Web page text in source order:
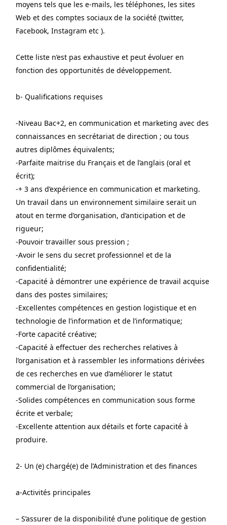
moyens tels que les e-mails, les téléphones, les sites
Web et des comptes sociaux de la société (twitter,
Facebook, Instagram etc ).
Cette liste n’est pas exhaustive et peut évoluer en
fonction des opportunités de développement.
b- Qualifications requises
-Niveau Bac+2, en communication et marketing avec des
connaissances en secrétariat de direction ; ou tous
autres diplômes équivalents;
-Parfaite maitrise du Français et de l’anglais (oral et
écrit);
-+ 3 ans d’expérience en communication et marketing.
Un travail dans un environnement similaire serait un
atout en terme d’organisation, d’anticipation et de
rigueur;
-Pouvoir travailler sous pression ;
-Avoir le sens du secret professionnel et de la
confidentialité;
-Capacité à démontrer une expérience de travail acquise
dans des postes similaires;
-Excellentes compétences en gestion logistique et en
technologie de l’information et de l’informatique;
-Forte capacité créative;
-Capacité à effectuer des recherches relatives à
l’organisation et à rassembler les informations dérivées
de ces recherches en vue d’améliorer le statut
commercial de l’organisation;
-Solides compétences en communication sous forme
écrite et verbale;
-Excellente attention aux détails et forte capacité à
produire.
2- Un (e) chargé(e) de l’Administration et des finances
a-Activités principales
– S’assurer de la disponibilité d’une politique de gestion